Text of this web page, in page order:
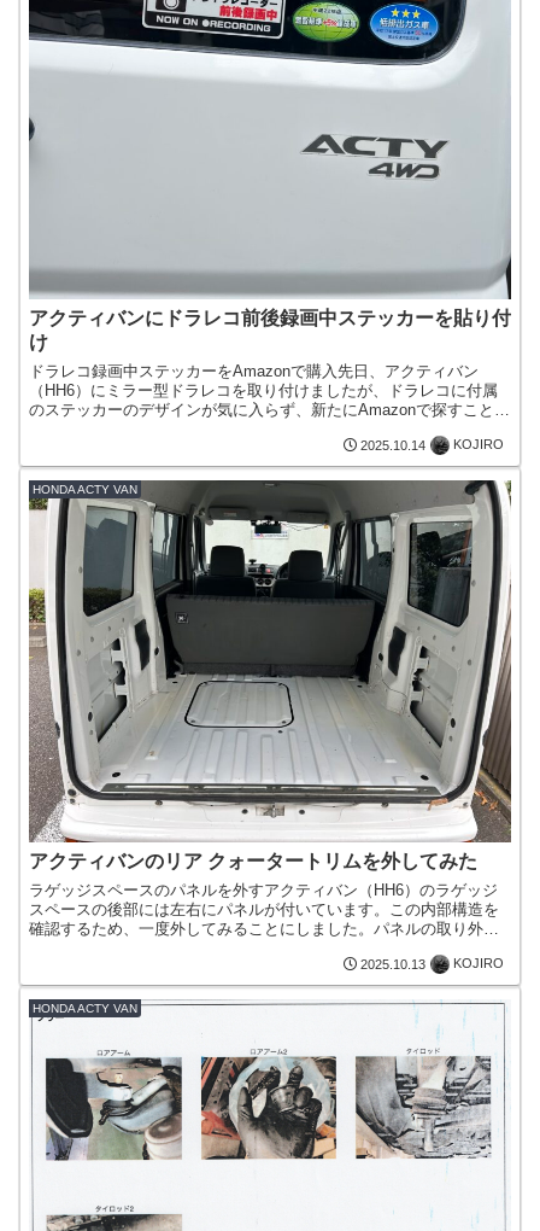
アクティバンにドラレコ前後録画中ステッカーを貼り付
け
ドラレコ録画中ステッカーをAmazonで購入先日、アクティバン
（HH6）にミラー型ドラレコを取り付けましたが、ドラレコに付属
のステッカーのデザインが気に入らず、新たにAmazonで探すことに
2025.10.14 KOJIRO
HONDA ACTY VAN
アクティバンのリア クォータートリムを外してみた
ラゲッジスペースのパネルを外すアクティバン（HH6）のラゲッジ
スペースの後部には左右にパネルが付いています。この内部構造を
確認するため、一度外してみることにしました。パネルの取り外し
2025.10.13 KOJIRO
HONDA ACTY VAN